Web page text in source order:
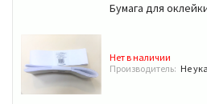
Бумага для
Нет в наличии
Производитель: Не